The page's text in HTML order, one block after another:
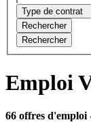
Type de contrat
Rechercher
Rechercher
Emploi
66 offres d'emploi